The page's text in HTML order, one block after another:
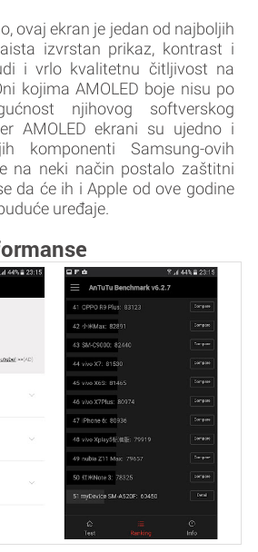
ovaj ekran je jedan od najboljih
izvrstan prikaz, kontrast i
i vrlo kvalitetnu čitljivost na
kojima AMOLED boje nisu po
njihovog softverskog
AMOLED ekrani su ujedno i
komponenti Samsung-ovih
na neki način postalo zaštitni
da će ih i Apple od ove godine
uređaje.